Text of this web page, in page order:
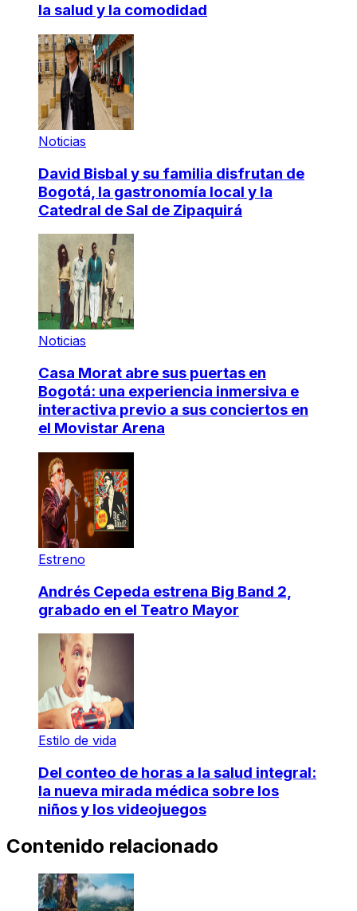
la salud y la comodidad
Noticias
David Bisbal y su familia disfrutan de
Bogotá, la gastronomía local y la
Catedral de Sal de Zipaquirá
Noticias
Casa Morat abre sus puertas en
Bogotá: una experiencia inmersiva e
interactiva previo a sus conciertos en
el Movistar Arena
Estreno
Andrés Cepeda estrena Big Band 2,
grabado en el Teatro Mayor
Estilo de vida
Del conteo de horas a la salud integral:
la nueva mirada médica sobre los
niños y los videojuegos
Contenido relacionado